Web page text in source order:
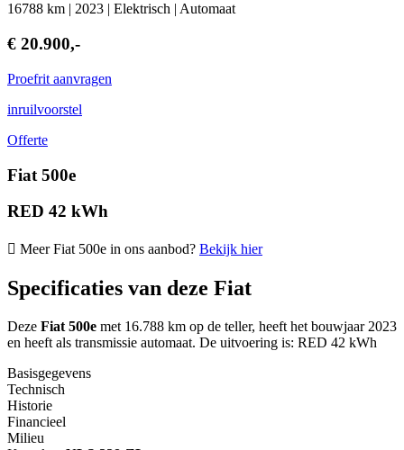
16788 km | 2023 | Elektrisch | Automaat
€ 20.900,-
Proefrit aanvragen
inruilvoorstel
Offerte
Fiat 500e
RED 42 kWh
Meer Fiat 500e in ons aanbod? Bekijk hier
Specificaties van deze Fiat
Deze Fiat 500e met 16.788 km op de teller, heeft het bouwjaar 2023
en heeft als transmissie automaat. De uitvoering is: RED 42 kWh
Basisgegevens
Technisch
Historie
Financieel
Milieu